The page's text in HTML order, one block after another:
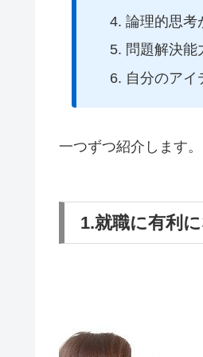
論理的思考
問題解決能
自分のアイ
一つずつ紹介します。
1.就職に有利